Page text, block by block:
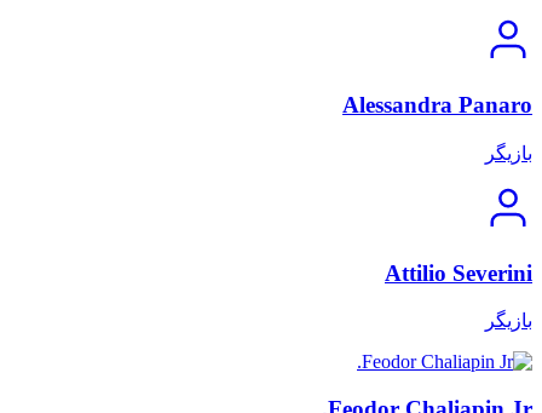
Alessandra Panaro
بازیگر
Attilio Severini
بازیگر